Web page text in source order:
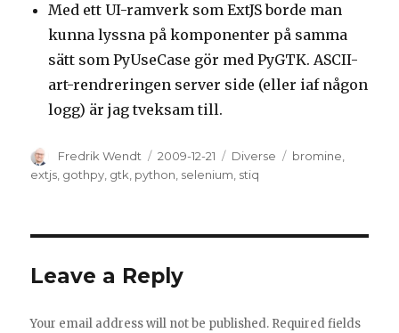
Med ett UI-ramverk som ExtJS borde man
kunna lyssna på komponenter på samma
sätt som PyUseCase gör med PyGTK. ASCII-
art-rendreringen server side (eller iaf någon
logg) är jag tveksam till.
Author
Fredrik Wendt
Posted
on
2009-12-21 Categories
Diverse Tags
bromine
extjs gothpy gtk python selenium stiq
Leave a Reply
Your email address will not be published. Required fields